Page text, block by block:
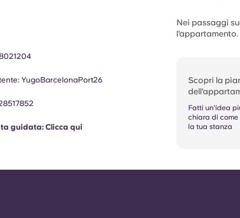
YugoBarcelonaPort26
guidata:Clicca qui
Nei passaggi
l'appartamento.
Scopri la
Fatti un'idea
chiara di come
la tua stanza